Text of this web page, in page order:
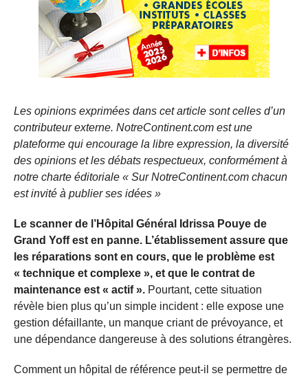
Les opinions exprimées dans cet article sont celles d’un
contributeur externe. NotreContinent.com est une
plateforme qui encourage la libre expression, la diversité
des opinions et les débats respectueux, conformément à
notre charte éditoriale « Sur NotreContinent.com chacun
est invité à publier ses idées »
Le scanner de l’Hôpital Général Idrissa Pouye de
Grand Yoff est en panne. L’établissement assure que
les réparations sont en cours, que le problème est
« technique et complexe », et que le contrat de
maintenance est « actif ». Pourtant, cette situation
révèle bien plus qu’un simple incident : elle expose une
gestion défaillante, un manque criant de prévoyance, et
une dépendance dangereuse à des solutions étrangères.
Comment un hôpital de référence peut-il se permettre de